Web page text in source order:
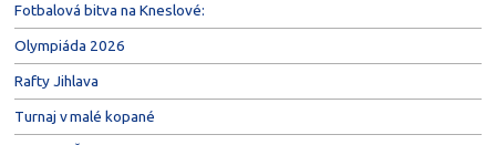
Fotbalová bitva na Kneslové:
Olympiáda 2026
Rafty Jihlava
Turnaj v malé kopané